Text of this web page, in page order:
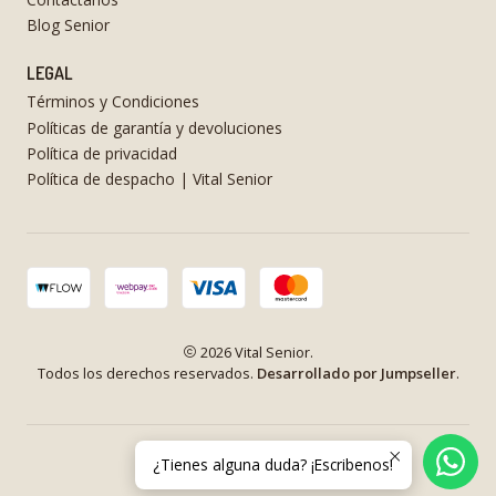
Blog Senior
LEGAL
Términos y Condiciones
Políticas de garantía y devoluciones
Política de privacidad
Política de despacho | Vital Senior
2026 Vital Senior.
Todos los derechos reservados. Desarrollado por Jumpseller.
VOLVER ARRIBA
¿Tienes alguna duda? ¡Escribenos!